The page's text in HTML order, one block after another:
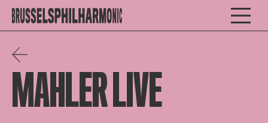
MAHLER LIVE